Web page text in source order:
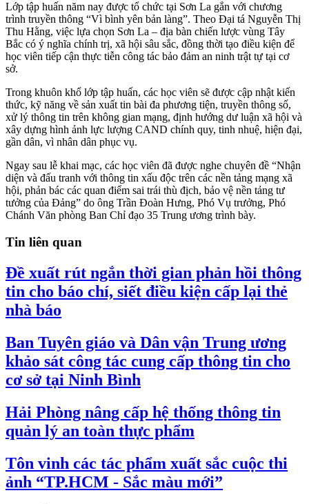
Lớp tập huấn năm nay được tổ chức tại Sơn La gắn với chương
trình truyền thông “Vì bình yên bản làng”. Theo Đại tá Nguyễn Thị
Thu Hằng, việc lựa chọn Sơn La – địa bàn chiến lược vùng Tây
Bắc có ý nghĩa chính trị, xã hội sâu sắc, đồng thời tạo điều kiện để
học viên tiếp cận thực tiễn công tác bảo đảm an ninh trật tự tại cơ
sở.
Trong khuôn khổ lớp tập huấn, các học viên sẽ được cập nhật kiến
thức, kỹ năng về sản xuất tin bài đa phương tiện, truyền thông số,
xử lý thông tin trên không gian mạng, định hướng dư luận xã hội và
xây dựng hình ảnh lực lượng CAND chính quy, tinh nhuệ, hiện đại,
gần dân, vì nhân dân phục vụ.
Ngay sau lễ khai mạc, các học viên đã được nghe chuyên đề “Nhận
diện và đấu tranh với thông tin xấu độc trên các nền tảng mạng xã
hội, phản bác các quan điểm sai trái thù địch, bảo vệ nền tảng tư
tưởng của Đảng” do ông Trần Đoàn Hưng, Phó Vụ trưởng, Phó
Chánh Văn phòng Ban Chỉ đạo 35 Trung ương trình bày.
Tin liên quan
Đề xuất rút ngắn thời gian phản hồi thông
tin cho báo chí, siết điều kiện cấp lại thẻ
nhà báo
Ban Tuyên giáo và Dân vận Trung ương
khảo sát công tác cung cấp thông tin cho
cơ sở tại Ninh Bình
Hải Phòng nâng cấp hệ thống thông tin
quản lý an toàn thực phẩm
Tôn vinh các tác phẩm xuất sắc cuộc thi
ảnh “TP.HCM - Sắc màu mới”